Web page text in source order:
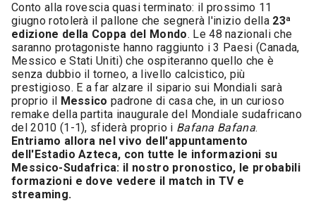
Conto alla rovescia quasi terminato: il prossimo 11
giugno rotolerà il pallone che segnerà l'inizio della 23ª
edizione della Coppa del Mondo. Le 48 nazionali che
saranno protagoniste hanno raggiunto i 3 Paesi (Canada,
Messico e Stati Uniti) che ospiteranno quello che è
senza dubbio il torneo, a livello calcistico, più
prestigioso. E a far alzare il sipario sui Mondiali sarà
proprio il Messico padrone di casa che, in un curioso
remake della partita inaugurale del Mondiale sudafricano
del 2010 (1-1), sfiderà proprio i Bafana Bafana.
Entriamo allora nel vivo dell'appuntamento
dell'Estadio Azteca, con tutte le informazioni su
Messico-Sudafrica: il nostro pronostico, le probabili
formazioni e dove vedere il match in TV e
streaming.